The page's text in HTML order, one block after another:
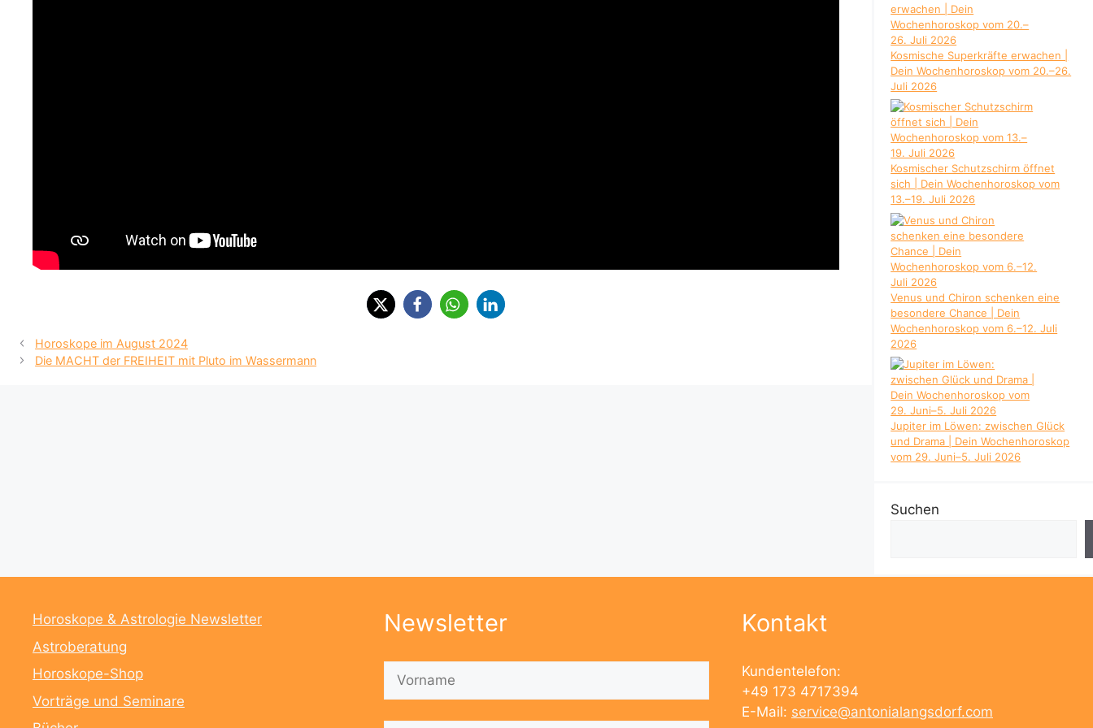
Horoskope im August 2024
Die MACHT der FREIHEIT mit Pluto im Wassermann
Kosmische Superkräfte erwachen |
Dein Wochenhoroskop vom 20.–26.
Juli 2026
Kosmischer Schutzschirm öffnet
sich | Dein Wochenhoroskop vom
13.–19. Juli 2026
Venus und Chiron schenken eine
besondere Chance | Dein
Wochenhoroskop vom 6.–12. Juli
2026
Jupiter im Löwen: zwischen Glück
und Drama | Dein Wochenhoroskop
vom 29. Juni–5. Juli 2026
Suchen
Horoskope & Astrologie Newsletter
Astroberatung
Horoskope-Shop
Vorträge und Seminare
Newsletter Kontakt
Kundentelefon:
+49 173 4717394
E-Mail: service@antonialangsdorf.com